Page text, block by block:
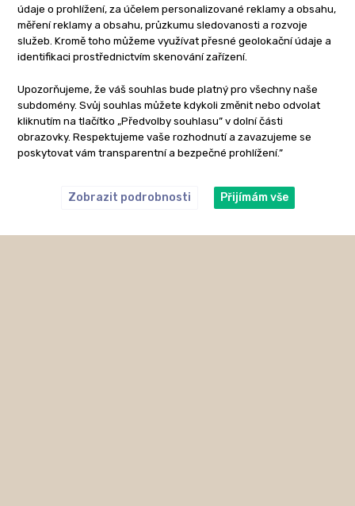
údaje o prohlížení, za účelem personalizované reklamy a obsahu,
měření reklamy a obsahu, průzkumu sledovanosti a rozvoje
služeb. Kromě toho můžeme využívat přesné geolokační údaje a
identifikaci prostřednictvím skenování zařízení.
Upozorňujeme, že váš souhlas bude platný pro všechny naše
subdomény. Svůj souhlas můžete kdykoli změnit nebo odvolat
kliknutím na tlačítko „Předvolby souhlasu” v dolní části
obrazovky. Respektujeme vaše rozhodnutí a zavazujeme se
poskytovat vám transparentní a bezpečné prohlížení.”
Zobrazit podrobnosti Přijímám vše